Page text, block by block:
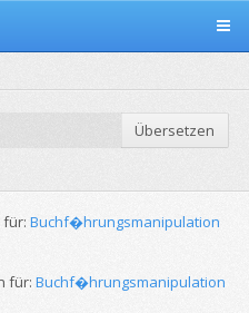
Übersetzen
Buchf�hrungsmanipulation
für: Buchf�hrungsmanipulation